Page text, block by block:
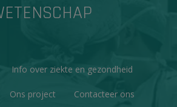
Info over ziekte en gezondheid
Ons project Contacteer ons